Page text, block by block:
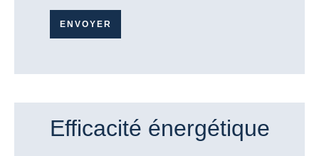
ENVOYER
Efficacité énergétique